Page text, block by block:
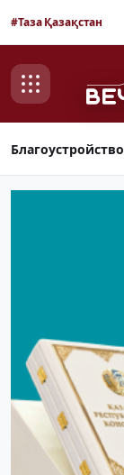
#Таза Қазақстан
Благоустройство